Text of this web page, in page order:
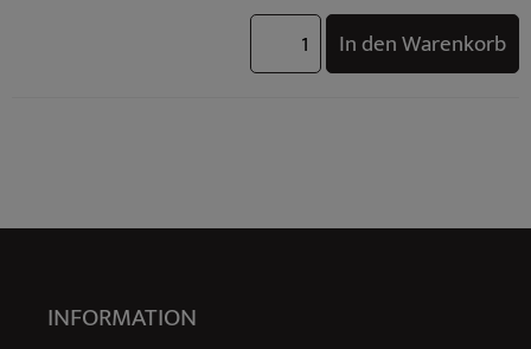
In den Warenkorb
INFORMATION